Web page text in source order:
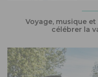
Voyage, musique
célébrer la